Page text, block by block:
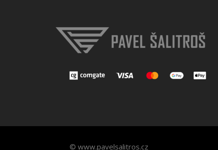
© www.pavelsalitros.cz